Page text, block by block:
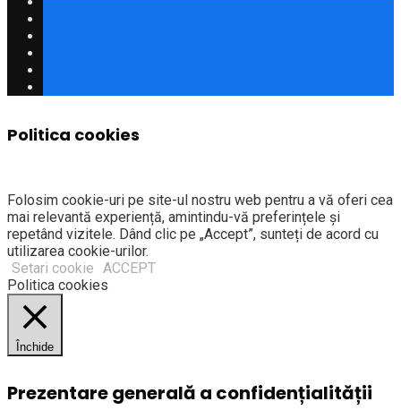
Politica cookies
Folosim cookie-uri pe site-ul nostru web pentru a vă oferi cea
mai relevantă experiență, amintindu-vă preferințele și
repetând vizitele. Dând clic pe „Accept”, sunteți de acord cu
utilizarea cookie-urilor.
Setari cookie ACCEPT
Politica cookies
Închide
Prezentare generală a confidențialității